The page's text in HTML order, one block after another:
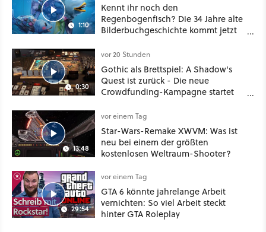
1:10
Kennt ihr noch den
Regenbogenfisch? Die 34 Jahre alte
Bilderbuchgeschichte kommt jetzt
0:30
vor 20 Stunden
Gothic als Brettspiel: A Shadow's
Quest ist zurück - Die neue
Crowdfunding-Kampagne startet
13:48
vor einem Tag
Star-Wars-Remake XWVM: Was ist
neu bei einem der größten
kostenlosen Weltraum-Shooter?
29:54
vor einem Tag
GTA 6 könnte jahrelange Arbeit
vernichten: So viel Arbeit steckt
hinter GTA Roleplay